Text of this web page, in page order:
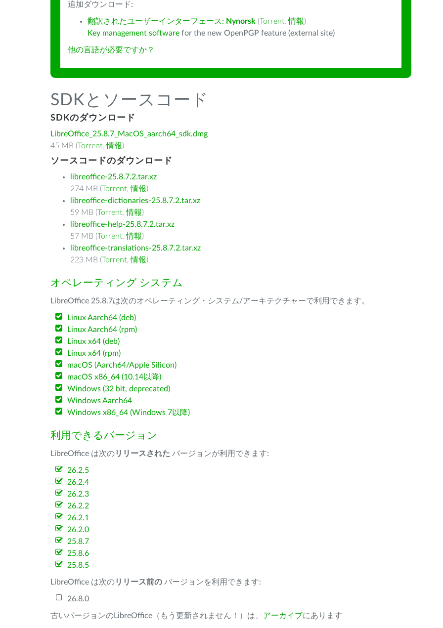
追加ダウンロード:
翻訳されたユーザーインターフェース: Nynorsk (Torrent,情報)
Key management software for the new OpenPGP feature (external site)
他の言語が必要ですか？
SDKとソースコード
SDKのダウンロード
LibreOffice_25.8.7_MacOS_aarch64_sdk.dmg
45 MB (Torrent,情報)
ソースコードのダウンロード
libreoffice-25.8.7.2.tar.xz
274 MB (Torrent,情報)
libreoffice-dictionaries-25.8.7.2.tar.xz
59 MB (Torrent,情報)
libreoffice-help-25.8.7.2.tar.xz
57 MB (Torrent,情報)
libreoffice-translations-25.8.7.2.tar.xz
223 MB (Torrent,情報)
オペレーティング システム
LibreOffice 25.8.7は次のオペレーティング・システム/アーキテクチャーで利用できます。
Linux Aarch64 (deb)
Linux Aarch64 (rpm)
Linux x64 (deb)
Linux x64 (rpm)
macOS (Aarch64/Apple Silicon)
macOS x86_64 (10.14以降)
Windows (32 bit, deprecated)
Windows Aarch64
Windows x86_64 (Windows 7以降)
利用できるバージョン
LibreOffice は次のリリースされた バージョンが利用できます:
26.2.5
26.2.4
26.2.3
26.2.2
26.2.1
26.2.0
25.8.7
25.8.6
25.8.5
LibreOffice は次のリリース前の バージョンを利用できます:
26.8.0
古いバージョンのLibreOffice（もう更新されません！）は、 アーカイブにあります